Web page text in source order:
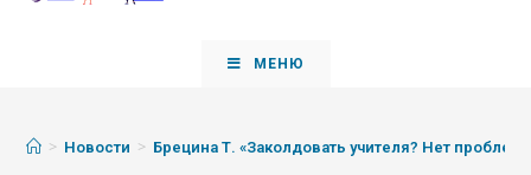
МЕНЮ
> Новости > Брецина Т. «Заколдовать учителя? Нет